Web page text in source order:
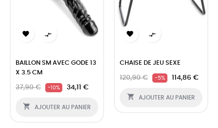
 
BAILLON SM AVEC GODE 13
X 3.5 CM
37,90 € -10% 34,11 €
 AJOUTER AU PANIER
 
CHAISE DE JEU SEXE
120,90 € -5% 114,86 €
 AJOUTER AU PANIER